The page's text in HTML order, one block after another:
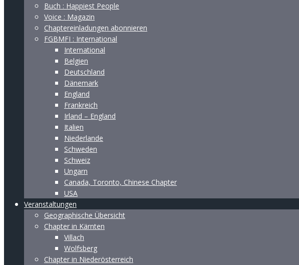
Buch : Happiest People
Voice : Magazin
Chaptereinladungen abonnieren
FGBMFI : International
International
Belgien
Deutschland
Dänemark
England
Frankreich
Irland – England
Italien
Niederlande
Schweden
Schweiz
Ungarn
Canada, Toronto, Chinese Chapter
USA
Veranstaltungen
Geographische Übersicht
Chapter in Kärnten
Villach
Wolfsberg
Chapter in Niederösterreich